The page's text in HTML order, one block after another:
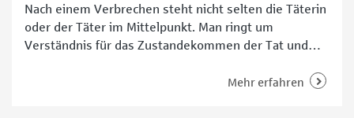
Nach einem Verbrechen steht nicht selten die Täterin
oder der Täter im Mittelpunkt. Man ringt um
Verständnis für das Zustandekommen der Tat und
der Strafe den Weg zurück in die Gesellschaft findet.
Mehr erfahren